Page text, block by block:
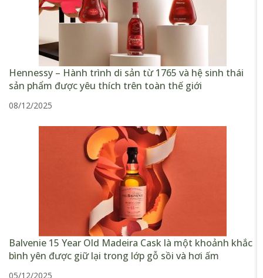
Hennessy – Hành trình di sản từ 1765 và hệ sinh thái
sản phẩm được yêu thích trên toàn thế giới
08/12/2025
Balvenie 15 Year Old Madeira Cask là một khoảnh khắc
bình yên được giữ lại trong lớp gỗ sồi và hơi ấm
05/12/2025